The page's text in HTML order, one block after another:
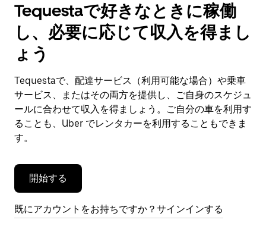
ン
で
カ
ン
ー
を
閉
じ
ま
す。
Tequestaで好きなときに稼働
し、必要に応じて収入を得まし
ょう
Tequestaで、配達サービス（利用可能な場合）や乗車
サービス、またはその両方を提供し、ご自身のスケジュ
ールに合わせて収入を得ましょう。ご自分の車を利用す
ることも、Uber でレンタカーを利用することもできま
す。
開始する
既にアカウントをお持ちですか？サインインする